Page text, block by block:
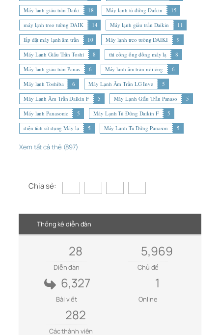
Máy lạnh giấu trần Daiki
18 Máy lạnh tủ đứng Daikin
15
máy lạnh treo tường DAIK
14 Máy lạnh giấu trần Daikin
11
lắp đặt máy lạnh âm trần
10 Máy lạnh treo tường DAIKI
9
Máy Lạnh Giấu Trần Toshi
8 thi công ống đồng máy lạ
8
Máy lạnh giấu trần Panas
6 Máy lạnh âm trần nối ống
6
Máy lạnh Toshiba
6 Máy Lạnh Âm Trần LG Inve
5
Máy Lạnh Âm Trần Daikin F
5 Máy Lạnh Giấu Trần Panaso
5
Máy lạnh Panasonic
5 Máy Lạnh Tủ Đứng Daikin F
5
diện tích sử dụng Máy lạ
5 Máy Lạnh Tủ Đứng Panason 5
Xem tất cả thẻ (897)
Chia sẻ:
Thống kê diễn đàn
28
Diễn đàn
5,969
Chủ đề
6,327
Bài viết
1
Online
282
Các thành viên